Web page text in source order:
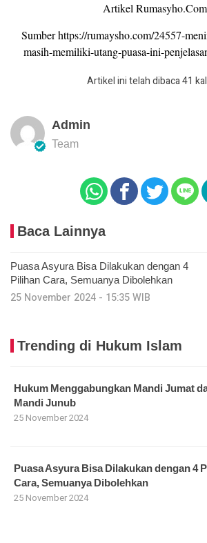
Artikel Rumasyho.Com
Sumber https://rumaysho.com/24557-
masih-memiliki-utang-puasa-ini-
Artikel ini telah dibaca 41
Admin
Team
Baca Lainnya
Puasa Asyura Bisa Dilakukan dengan 4
Pilihan Cara, Semuanya Dibolehkan
25 November 2024 - 15:35 WIB
Trending di Hukum Islam
Hukum Menggabungkan Mandi Jumat
Mandi Junub
25 November 2024
Puasa Asyura Bisa Dilakukan dengan 4
Cara, Semuanya Dibolehkan
25 November 2024